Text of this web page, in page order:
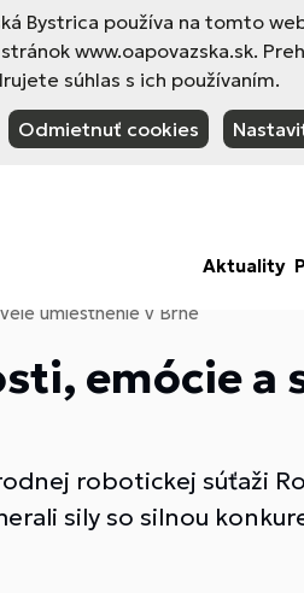
Bystrica používa na tomto
www.oapovazska.sk.
súhlas s ich používaním.
Odmietnuť cookies
Aktuality
umiestnenie v Brne
emócie a
robotickej súťaži
sily so silnou